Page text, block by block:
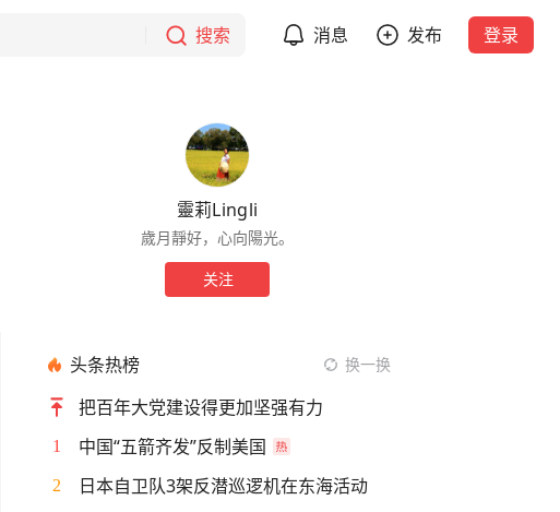
搜索 消息 发布 登录
靈莉Lingli
歲月靜好，心向陽光。
关注
头条热榜 换一换
把百年大党建设得更加坚强有力
1 中国“五箭齐发”反制美国
2 日本自卫队3架反潜巡逻机在东海活动